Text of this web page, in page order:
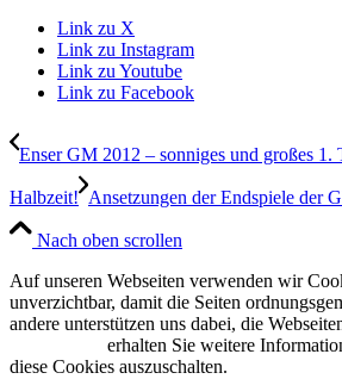
Link zu X
Link zu Instagram
Link zu Youtube
Link zu Facebook
Enser GM 2012 – sonniges und großes 1.
Halbzeit! Ansetzungen der Endspiele der
Nach oben scrollen
Auf unseren Webseiten verwenden wir
unverzichtbar, damit die Seiten
andere unterstützen uns dabei, die
erhalten Sie weitere
diese Cookies auszuschalten.